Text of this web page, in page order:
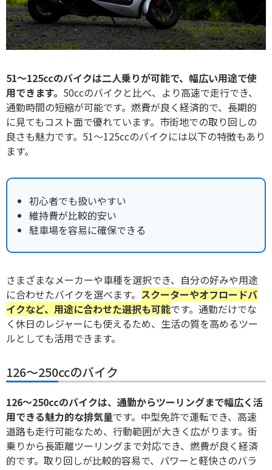
51〜125ccのバイクは二人乗りが可能で、幅広い用途で使
用できます。 50ccのバイクと比べ、より高速で走行でき、
通勤時間の短縮が可能です。燃費が良く経済的で、長期的
に見てもコスト面で優れています。市街地での取り回しの
良さも魅力です。51〜125ccのバイクには以下の特徴もあり
ます。
初心者でも扱いやすい
維持費が比較的安い
駐車場を容易に確保できる
さまざまなメーカーや車種を選択でき、自分の好みや用途
に合わせたバイクを選べます。 スクーターやオフロードバ
イクなど、用途に合わせた選択も可能です。通勤だけでな
く休日のレジャーにも使えるため、生活の質を高めるツー
ルとしても活用できます。
126〜250ccのバイク
126〜250ccのバイクは、通勤からツーリングまで幅広く活
用できる魅力的な排気量です。中型免許で運転でき、高速
道路も走行可能なため、行動範囲が大きく広がります。街
乗りから長距離ツーリングまで対応でき、燃費が良く経済
的です。取り回しが比較的容易で、パワーと軽快さのバラ